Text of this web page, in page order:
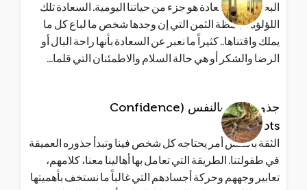
البحث عن السعادة هو جزء من حياتنا اليومية. السعادة تلك
اللؤلؤة الباهظة الثمن التي إن وجدها شخص ما لباع كل ما
يملك واقتناها.. كثيراً ما نعبر عن السعادة بأنها راحة البال أو
الرضا والشكر أو هي حالة السلام والاطمئنان التي قلما...
جذور الثقة بالنفس (Confidence
Roots)
الثقة بالنفس أمر يحتاجه كل شخص فينا وتبدأ جذوره العميقة
في طفولتنا. الطريقة التي تعامل بها أهالينا معنا، كلامهم،
تعابير وجههم وحركة أجسادهم التي غالباً ما نستخف بأهميتها